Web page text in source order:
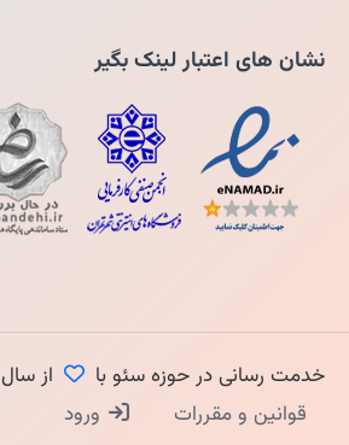
نشان های اعتبار لینک بگیر
خدمت رسانی در حوزه سئو با
از سال 1395 تاکنون
قوانین و مقررات
ورود